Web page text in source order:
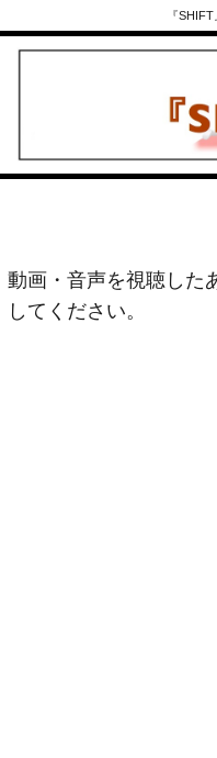
『
動画・音声を視聴した
してください。